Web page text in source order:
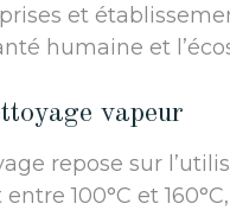
et
humaine et
vapeur
repose sur
100°C et